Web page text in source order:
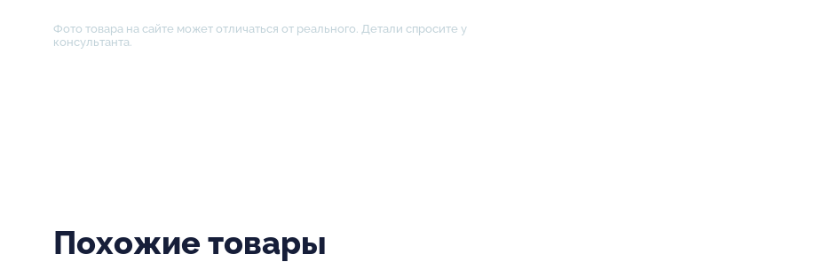
Фото товара на сайте может отличаться от реального. Детали спросите у
консультанта.
Похожие товары